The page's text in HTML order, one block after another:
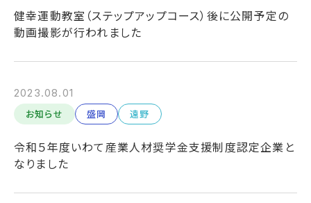
健幸運動教室（ステップアップコース）後に公開予定の
動画撮影が行われました
2023.08.01
お知らせ
盛岡 遠野
令和５年度いわて産業人材奨学金支援制度認定企業と
なりました